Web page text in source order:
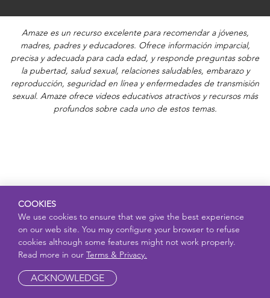
Amaze es un recurso excelente para recomendar a jóvenes,
madres, padres y educadores. Ofrece información imparcial,
precisa y adecuada para cada edad, y responde preguntas sobre
la pubertad, salud sexual, relaciones saludables, embarazo y
reproducción, seguridad en línea y enfermedades de transmisión
sexual. Amaze ofrece videos educativos atractivos y recursos más
profundos sobre cada uno de estos temas.
COOKIES
We use cookies to ensure that we give the best experience
on our web site. You may configure your browser to refuse
cookies although some features might not work properly.
Read more in our Terms & Privacy.
ACKNOWLEDGE